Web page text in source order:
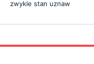
zwykle stan uznaw